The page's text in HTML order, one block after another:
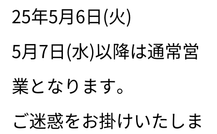
25年5月6日(火)
5月7日(水)以降は通常営
業となります。
ご迷惑をお掛けいたしま